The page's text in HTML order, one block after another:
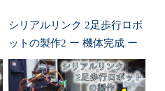
シリアルリンク 2足歩行ロボ
ットの製作2 ー 機体完成 ー